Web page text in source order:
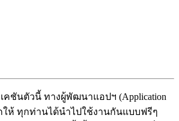
คชันตัวนี้ ทางผู้พัฒนาแอปฯ (Application
กให้ ทุกท่านได้นำไปใช้งานกันแบบฟรีๆ